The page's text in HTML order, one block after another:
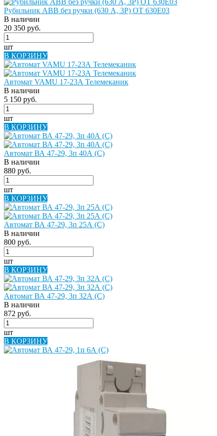
Рубильник ABB без ручки (630 A, 3P) OT 630E03
В наличии
20 350 руб.
шт
В КОРЗИНУ
Автомат VAMU 17-23А Телемеканик
В наличии
5 150 руб.
шт
В КОРЗИНУ
Автомат ВА 47-29, 3п 40А (C)
В наличии
880 руб.
шт
В КОРЗИНУ
Автомат ВА 47-29, 3п 25А (C)
В наличии
800 руб.
шт
В КОРЗИНУ
Автомат ВА 47-29, 3п 32А (C)
В наличии
872 руб.
шт
В КОРЗИНУ